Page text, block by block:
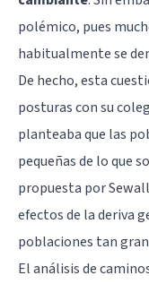
polémico, pues
habitualmente se
De hecho, esta
posturas con su
planteaba que las
pequeñas de lo que
propuesta por
efectos de la deriva
poblaciones tan
El análisis de